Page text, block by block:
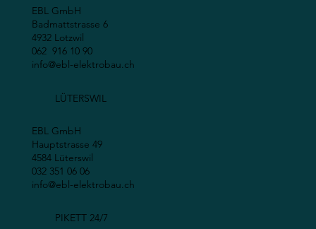
EBL GmbH
Badmattstrasse 6
4932 Lotzwil
062 916 10 90
info@ebl-elektrobau.ch
LÜTERSWIL
EBL GmbH
Hauptstrasse 49
4584 Lüterswil
032 351 06 06
info@ebl-elektrobau.ch
PIKETT 24/7